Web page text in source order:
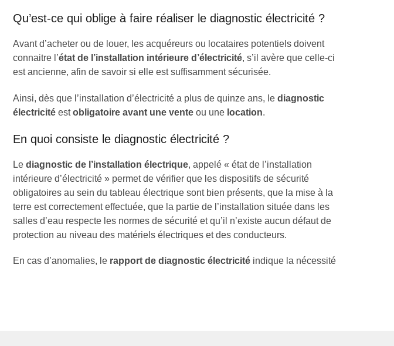
Qu’est-ce qui oblige à faire réaliser le diagnostic électricité ?
Avant d’acheter ou de louer, les acquéreurs ou locataires potentiels doivent
connaitre l’état de l’installation intérieure d’électricité, s’il avère que celle-ci
est ancienne, afin de savoir si elle est suffisamment sécurisée.
Ainsi, dès que l’installation d’électricité a plus de quinze ans, le diagnostic
électricité estobligatoire avant une vente ou une location.
En quoi consiste le diagnostic électricité ?
Le diagnostic de l’installation électrique, appelé « état de l’installation
intérieure d’électricité » permet de vérifier que les dispositifs de sécurité
obligatoires au sein du tableau électrique sont bien présents, que la mise à la
terre est correctement effectuée, que la partie de l’installation située dans les
salles d’eau respecte les normes de sécurité et qu’il n’existe aucun défaut de
protection au niveau des matériels électriques et des conducteurs.
En cas d’anomalies, le rapport de diagnostic électricité indique la nécessité